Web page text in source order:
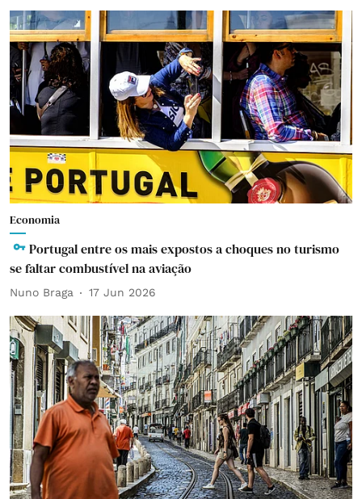
Economia
Portugal entre os mais expostos a choques no turismo
se faltar combustível na aviação
Nuno Braga 17 Jun 2026